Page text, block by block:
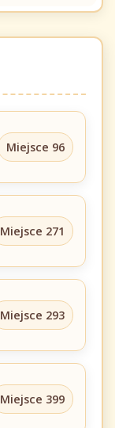
Miejsce 96
Miejsce 271
Miejsce 293
Miejsce 399